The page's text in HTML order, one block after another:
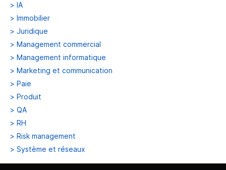
> IA
> Immobilier
> Juridique
> Management commercial
> Management informatique
> Marketing et communication
> Paie
> Produit
> QA
> RH
> Risk management
> Système et réseaux